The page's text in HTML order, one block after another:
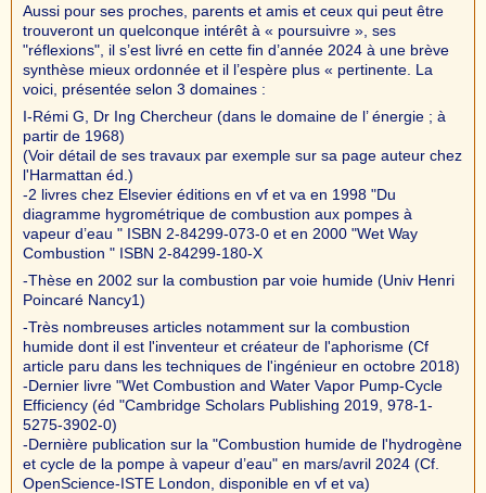
Aussi pour ses proches, parents et amis et ceux qui peut être
trouveront un quelconque intérêt à « poursuivre », ses
"réflexions", il s’est livré en cette fin d’année 2024 à une brève
synthèse mieux ordonnée et il l’espère plus « pertinente. La
voici, présentée selon 3 domaines :
I-Rémi G, Dr Ing Chercheur (dans le domaine de l’ énergie ; à
partir de 1968)
(Voir détail de ses travaux par exemple sur sa page auteur chez
l'Harmattan éd.)
-2 livres chez Elsevier éditions en vf et va en 1998 "Du
diagramme hygrométrique de combustion aux pompes à
vapeur d’eau " ISBN 2-84299-073-0 et en 2000 "Wet Way
Combustion " ISBN 2-84299-180-X
-Thèse en 2002 sur la combustion par voie humide (Univ Henri
Poincaré Nancy1)
-Très nombreuses articles notamment sur la combustion
humide dont il est l'inventeur et créateur de l'aphorisme (Cf
article paru dans les techniques de l'ingénieur en octobre 2018)
-Dernier livre "Wet Combustion and Water Vapor Pump-Cycle
Efficiency (éd "Cambridge Scholars Publishing 2019, 978-1-
5275-3902-0)
-Dernière publication sur la "Combustion humide de l'hydrogène
et cycle de la pompe à vapeur d’eau" en mars/avril 2024 (Cf.
OpenScience-ISTE London, disponible en vf et va)